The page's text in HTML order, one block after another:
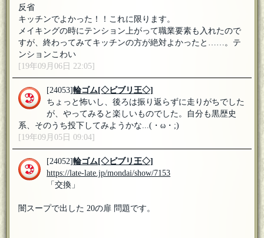
反省
キッチンでよかった！！これに限ります。
メイキングの時にテンション上がって職業要素も入れたので
すが、終わってみてキッチンの方が絶対よかったと……。テ
ンションこわい
[19年09月06日 22:05]
[24053]輪ゴム[◇ビブリ王◇]
ちょっと怖いし、後ろは振り返らずに走りがちでした
が、やってみると楽しいものでした。自分も黒歴史
系、そのうち投下してみようかな...(・ω・;)
[19年09月05日 09:04]
[24052]輪ゴム[◇ビブリ王◇]
https://late-late.jp/mondai/show/7153
「交換」
闇スープで出した 20の扉 問題です。